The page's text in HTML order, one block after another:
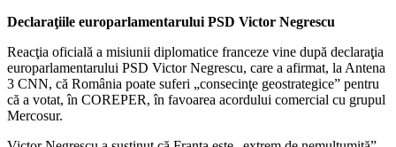
Declaraţiile europarlamentarului PSD Victor Negrescu
Reacţia oficială a misiunii diplomatice franceze vine după declaraţia
europarlamentarului PSD Victor Negrescu, care a afirmat, la Antena
3 CNN, că România poate suferi „consecinţe geostrategice” pentru
că a votat, în COREPER, în favoarea acordului comercial cu grupul
Mercosur.